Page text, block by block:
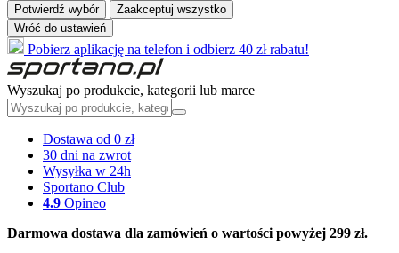
Potwierdź wybór
Zaakceptuj wszystko
Wróć do ustawień
Pobierz aplikację na telefon i odbierz 40 zł rabatu!
Wyszukaj po produkcie, kategorii lub marce
Dostawa od 0 zł
30 dni na zwrot
Wysyłka w 24h
Sportano Club
4.9 Opineo
Darmowa dostawa dla zamówień o wartości powyżej 299 zł.